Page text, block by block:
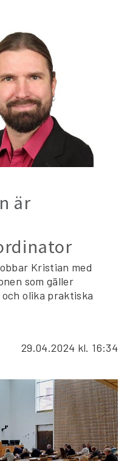
är
Kristian med
som gäller
olika praktiska
29.04.2024 kl. 16:34